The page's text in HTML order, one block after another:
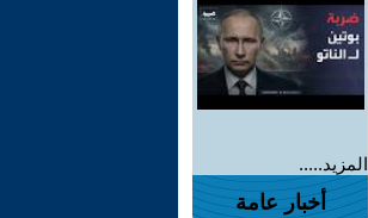
المزيد.....
أخبار عامة